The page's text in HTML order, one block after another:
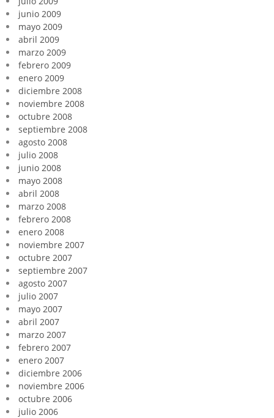
junio 2009
mayo 2009
abril 2009
marzo 2009
febrero 2009
enero 2009
diciembre 2008
noviembre 2008
octubre 2008
septiembre 2008
agosto 2008
julio 2008
junio 2008
mayo 2008
abril 2008
marzo 2008
febrero 2008
enero 2008
noviembre 2007
octubre 2007
septiembre 2007
agosto 2007
julio 2007
mayo 2007
abril 2007
marzo 2007
febrero 2007
enero 2007
diciembre 2006
noviembre 2006
octubre 2006
julio 2006